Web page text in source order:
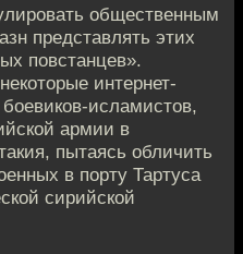
общественным
представлять этих
повстанцев».
интернет-
исламистов,
армии в
пытаясь обличить
в порту Тартуса
сирийской